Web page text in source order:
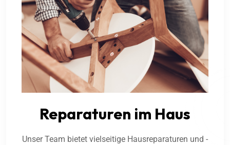
Reparaturen im Haus
Unser Team bietet vielseitige Hausreparaturen und -